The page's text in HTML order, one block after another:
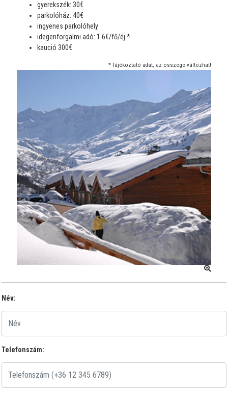
gyerekszék: 30€
parkolóház: 40€
ingyenes parkolóhely
idegenforgalmi adó: 1.6€/fő/éj *
kaució 300€
* Tájékoztató adat, az összege változhat!
Név:
Telefonszám: